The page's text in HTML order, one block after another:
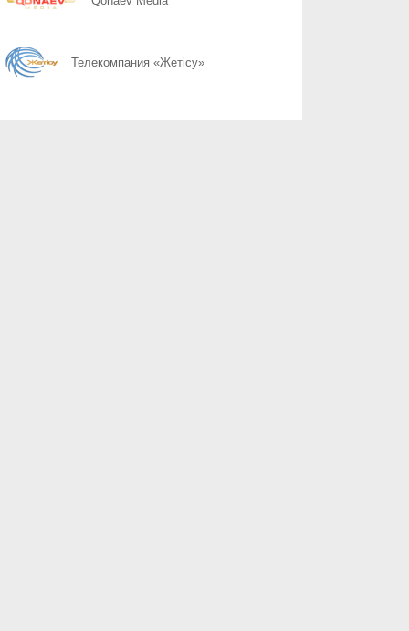
07.08 Курултай-2026: партии вернулись в регионы после дебатов
Телекомпания «Жетісу»